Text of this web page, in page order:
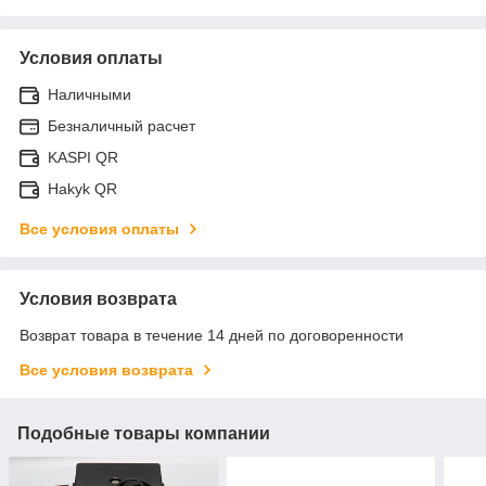
Условия оплаты
Наличными
Безналичный расчет
KASPI QR
Hakyk QR
Все условия оплаты
Условия возврата
Возврат товара в течение 14 дней по договоренности
Все условия возврата
Подобные товары компании